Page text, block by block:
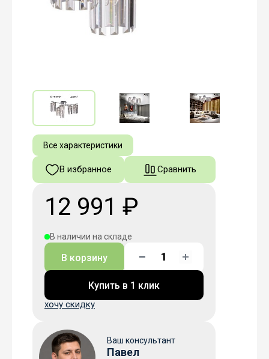
Все характеристики
Ваш консультант
Павел
В избранное Сравнить
12 991 ₽
В наличии на складе
В корзину
Купить в 1 клик
хочу скидку